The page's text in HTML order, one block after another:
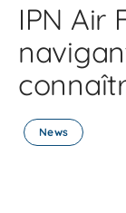
IPN Air
News